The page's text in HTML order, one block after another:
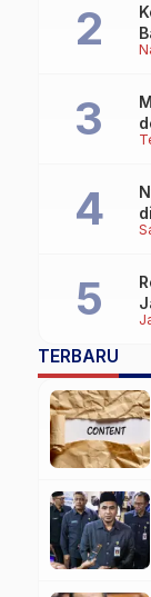
TERBARU